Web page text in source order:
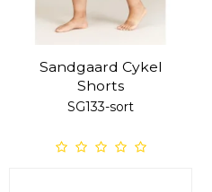
Sandgaard Cykel
Shorts
SG133-sort